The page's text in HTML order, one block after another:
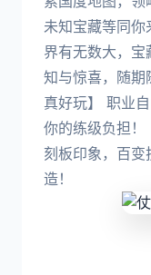
未知宝藏等同
界有无数大，
知与惊喜，随期
真好玩】 职业
你的练级负担！
刻板印象，百
造！